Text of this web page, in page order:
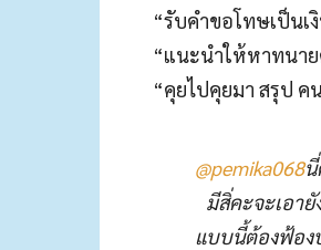
“รับคำขอโทษเป็นเ
“แนะนำให้หาทนา
“คุยไปคุยมา สรุป ค
@pemika068นี่
มีสิ่คะจะเอา
แบบนี้ต้องฟ้อง